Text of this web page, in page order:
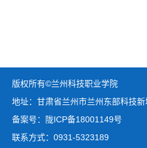
版权所有©兰州科技职业学院
地址：甘肃省兰州市兰州东部科技
备案号：陇ICP备18001149号
联系方式：0931-5323189